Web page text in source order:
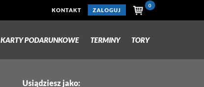
KONTAKT ZALOGUJ
0
KARTY PODARUNKOWE TERMINY TORY
Usiądziesz jako: